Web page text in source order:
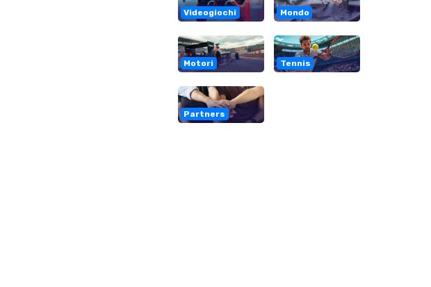
Videogiochi Mondo
Motori Tennis
Partners